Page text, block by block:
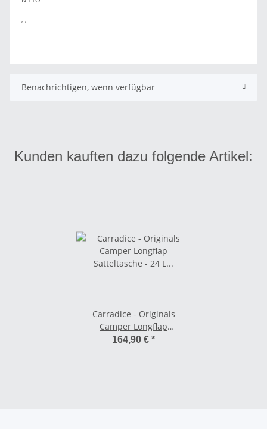
Benachrichtigen, wenn verfügbar
Kunden kauften dazu folgende Artikel:
Carradice - Originals
Camper Longflap
Satteltasche - 24 L schwarz
164,90 € *